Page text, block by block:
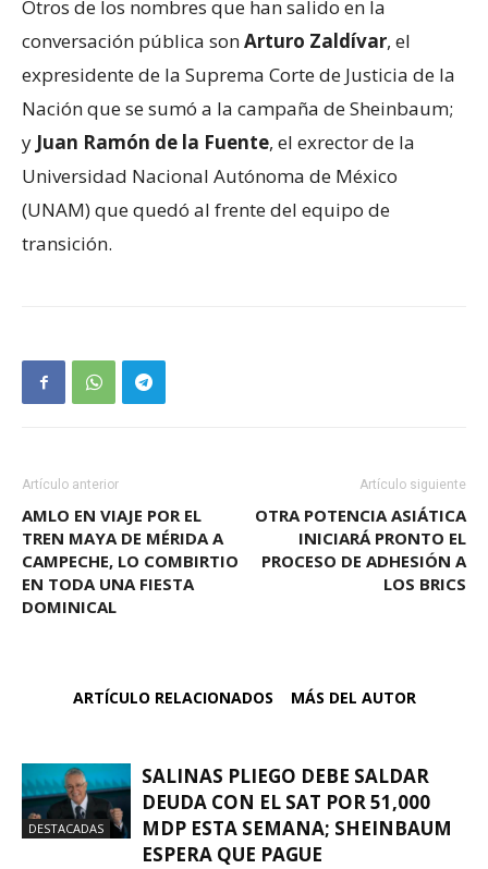
Otros de los nombres que han salido en la
conversación pública sonArturo Zaldívar, el
expresidente de la Suprema Corte de Justicia de la
Nación que se sumó a la campaña de Sheinbaum;
y Juan Ramón de la Fuente, el exrector de la
Universidad Nacional Autónoma de México
(UNAM) que quedó al frente del equipo de
transición.
Artículo anterior
AMLO EN VIAJE POR EL
TREN MAYA DE MÉRIDA A
CAMPECHE, LO COMBIRTIO
EN TODA UNA FIESTA
DOMINICAL
Artículo siguiente
OTRA POTENCIA ASIÁTICA
INICIARÁ PRONTO EL
PROCESO DE ADHESIÓN A
LOS BRICS
ARTÍCULO RELACIONADOS MÁS DEL AUTOR
DESTACADAS
SALINAS PLIEGO DEBE SALDAR
DEUDA CON EL SAT POR 51,000
MDP ESTA SEMANA; SHEINBAUM
ESPERA QUE PAGUE